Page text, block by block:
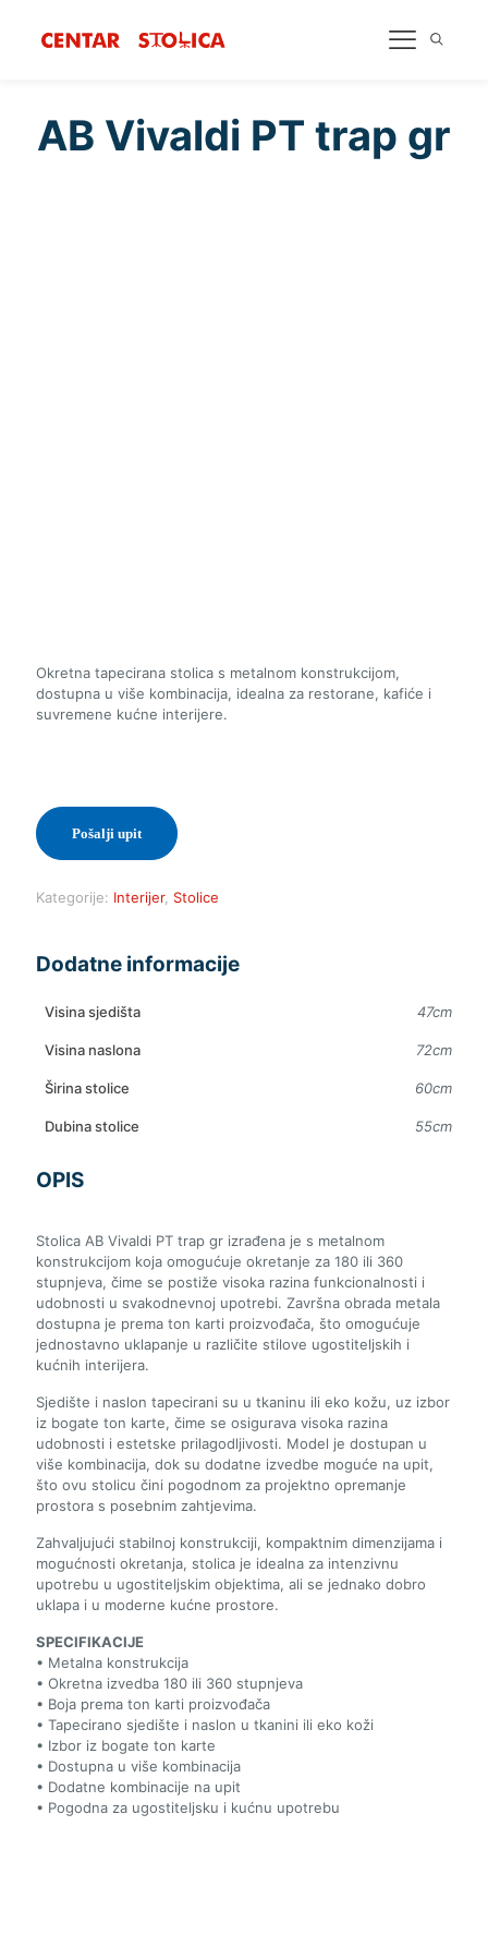
AB Vivaldi PT trap gr
Okretna tapecirana stolica s metalnom konstrukcijom,
dostupna u više kombinacija, idealna za restorane, kafiće i
suvremene kućne interijere.
Pošalji upit
Kategorije: Interijer, Stolice
Dodatne informacije
Visina sjedišta 47cm
Visina naslona 72cm
Širina stolice 60cm
Dubina stolice 55cm
OPIS
Stolica AB Vivaldi PT trap gr izrađena je s metalnom
konstrukcijom koja omogućuje okretanje za 180 ili 360
stupnjeva, čime se postiže visoka razina funkcionalnosti i
udobnosti u svakodnevnoj upotrebi. Završna obrada metala
dostupna je prema ton karti proizvođača, što omogućuje
jednostavno uklapanje u različite stilove ugostiteljskih i
kućnih interijera.
Sjedište i naslon tapecirani su u tkaninu ili eko kožu, uz izbor
iz bogate ton karte, čime se osigurava visoka razina
udobnosti i estetske prilagodljivosti. Model je dostupan u
više kombinacija, dok su dodatne izvedbe moguće na upit,
što ovu stolicu čini pogodnom za projektno opremanje
prostora s posebnim zahtjevima.
Zahvaljujući stabilnoj konstrukciji, kompaktnim dimenzijama i
mogućnosti okretanja, stolica je idealna za intenzivnu
upotrebu u ugostiteljskim objektima, ali se jednako dobro
uklapa i u moderne kućne prostore.
SPECIFIKACIJE
• Metalna konstrukcija
• Okretna izvedba 180 ili 360 stupnjeva
• Boja prema ton karti proizvođača
• Tapecirano sjedište i naslon u tkanini ili eko koži
• Izbor iz bogate ton karte
• Dostupna u više kombinacija
• Dodatne kombinacije na upit
• Pogodna za ugostiteljsku i kućnu upotrebu